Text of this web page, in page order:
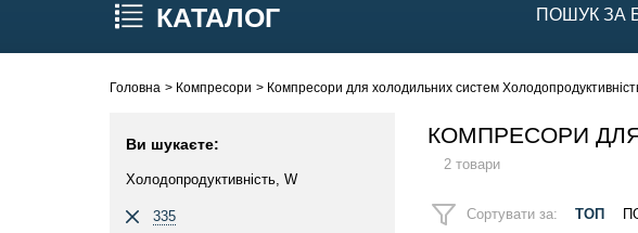
КАТАЛОГ ПОШУК ЗА
Головна Компресори Компресори для холодильних систем
Ви шукаєте:
Холодопродуктивність, W
335
КОМПРЕСОРИ
2 товари
Сортувати за: ТОП